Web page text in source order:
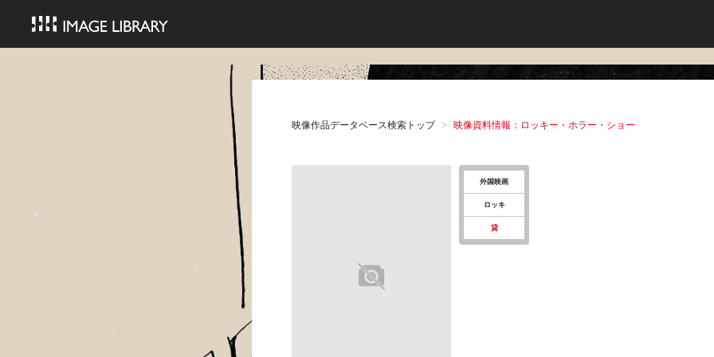
映像作品データベース検索トップ 映像資料情報：ロッキー・ホラー・ショー
外国映画
ロッキ
貸